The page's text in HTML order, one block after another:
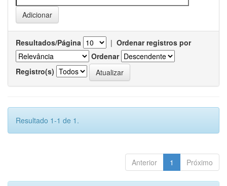
Resultados/Página | Ordenar registros por
Ordenar
Registro(s)
Resultado 1-1 de 1.
Anterior 1 Próximo